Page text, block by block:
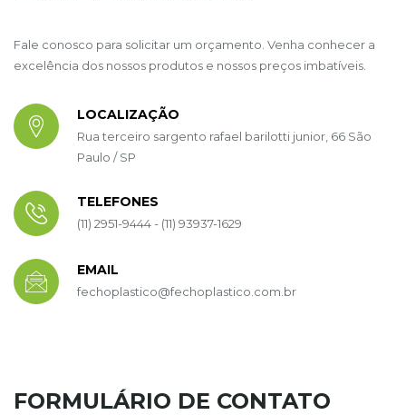
Fale conosco para solicitar um orçamento. Venha conhecer a
excelência dos nossos produtos e nossos preços imbatíveis.
LOCALIZAÇÃO
Rua terceiro sargento rafael barilotti junior, 66 São
Paulo / SP
TELEFONES
(11) 2951-9444 - (11) 93937-1629
EMAIL
fechoplastico@fechoplastico.com.br
FORMULÁRIO DE CONTATO